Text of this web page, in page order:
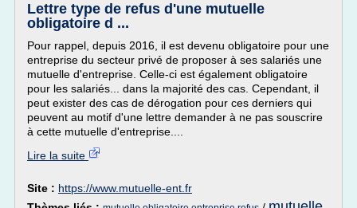
Lettre type de refus d'une mutuelle
obligatoire d ...
Pour rappel, depuis 2016, il est devenu obligatoire pour une
entreprise du secteur privé de proposer à ses salariés une
mutuelle d'entreprise. Celle-ci est également obligatoire
pour les salariés... dans la majorité des cas. Cependant, il
peut exister des cas de dérogation pour ces derniers qui
peuvent au motif d'une lettre demander à ne pas souscrire
à cette mutuelle d'entreprise....
Lire la suite
Site : https://www.mutuelle-ent.fr